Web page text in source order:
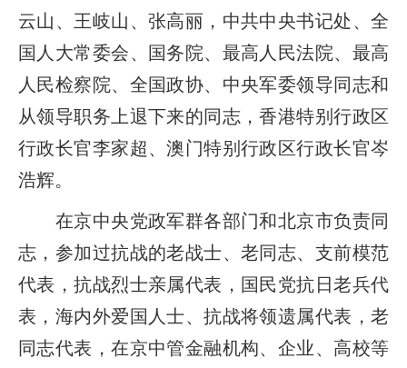
云山、王岐山、张高丽，中共中央书记处、全
国人大常委会、国务院、最高人民法院、最高
人民检察院、全国政协、中央军委领导同志和
从领导职务上退下来的同志，香港特别行政区
行政长官李家超、澳门特别行政区行政长官岑
浩辉。
在京中央党政军群各部门和北京市负责同
志，参加过抗战的老战士、老同志、支前模范
代表，抗战烈士亲属代表，国民党抗日老兵代
表，海内外爱国人士、抗战将领遗属代表，老
同志代表，在京中管金融机构、企业、高校等